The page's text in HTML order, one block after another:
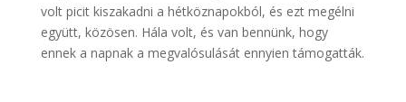
volt picit kiszakadni a hétköznapokból, és ezt megélni
együtt, közösen. Hála volt, és van bennünk, hogy
ennek a napnak a megvalósulását ennyien támogatták.